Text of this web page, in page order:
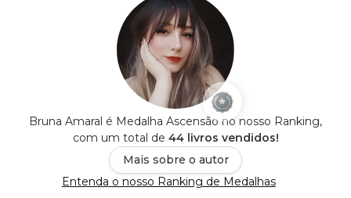
Bruna Amaral é Medalha Ascensão no nosso Ranking,
com um total de 44 livros vendidos!
Mais sobre o autor
Entenda o nosso Ranking de Medalhas